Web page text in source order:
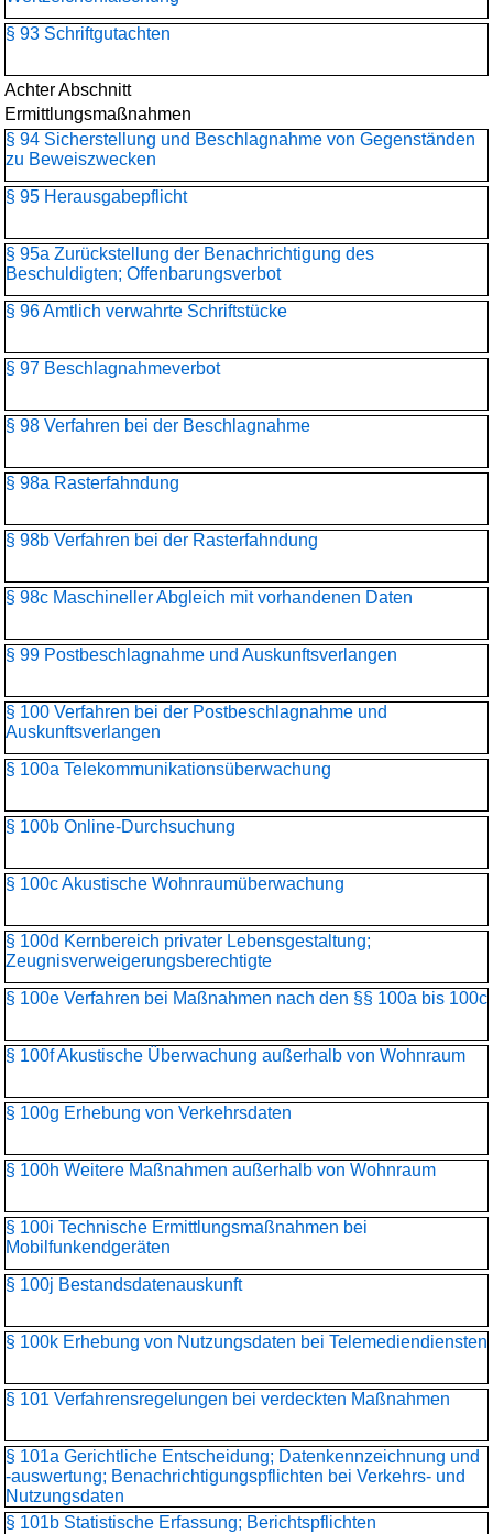
§ 93 Schriftgutachten
Achter Abschnitt
Ermittlungsmaßnahmen
§ 94 Sicherstellung und Beschlagnahme von Gegenständen
zu Beweiszwecken
§ 95 Herausgabepflicht
§ 95a Zurückstellung der Benachrichtigung des
Beschuldigten; Offenbarungsverbot
§ 96 Amtlich verwahrte Schriftstücke
§ 97 Beschlagnahmeverbot
§ 98 Verfahren bei der Beschlagnahme
§ 98a Rasterfahndung
§ 98b Verfahren bei der Rasterfahndung
§ 98c Maschineller Abgleich mit vorhandenen Daten
§ 99 Postbeschlagnahme und Auskunftsverlangen
§ 100 Verfahren bei der Postbeschlagnahme und
Auskunftsverlangen
§ 100a Telekommunikationsüber­wachung
§ 100b Online-Durchsuchung
§ 100c Akustische Wohnraumüberwachung
§ 100d Kernbereich privater Lebensgestaltung;
Zeugnisverweigerungs­berechtigte
§ 100e Verfahren bei Maßnahmen nach den §§ 100a bis 100c
§ 100f Akustische Überwachung außerhalb von Wohnraum
§ 100g Erhebung von Verkehrsdaten
§ 100h Weitere Maßnahmen außerhalb von Wohnraum
§ 100i Technische Ermittlungsmaßnahmen bei
Mobilfunkendgeräten
§ 100j Bestandsdatenauskunft
§ 100k Erhebung von Nutzungsdaten bei Telemediendiensten
§ 101 Verfahrensregelungen bei verdeckten Maßnahmen
§ 101a Gerichtliche Entscheidung; Datenkennzeichnung und
-auswertung; Benachrichtigungspflichten bei Verkehrs- und
Nutzungsdaten
§ 101b Statistische Erfassung; Berichtspflichten